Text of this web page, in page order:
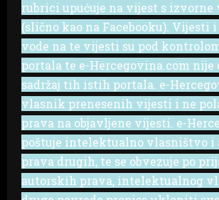
rubrici upućuje na vijest s izvorne
(slično kao na Facebooku).
vode na te vijesti su pod
portala te e-Hercegovina.com nije
sadržaj tih istih portala. e-
vlasnik prenesenih vijesti i ne
prava na objavljene vijesti. e-
poštuje intelektualno vlasništvo i
prava drugih, te se obvezuje po
autorskih prava, intelektualnog